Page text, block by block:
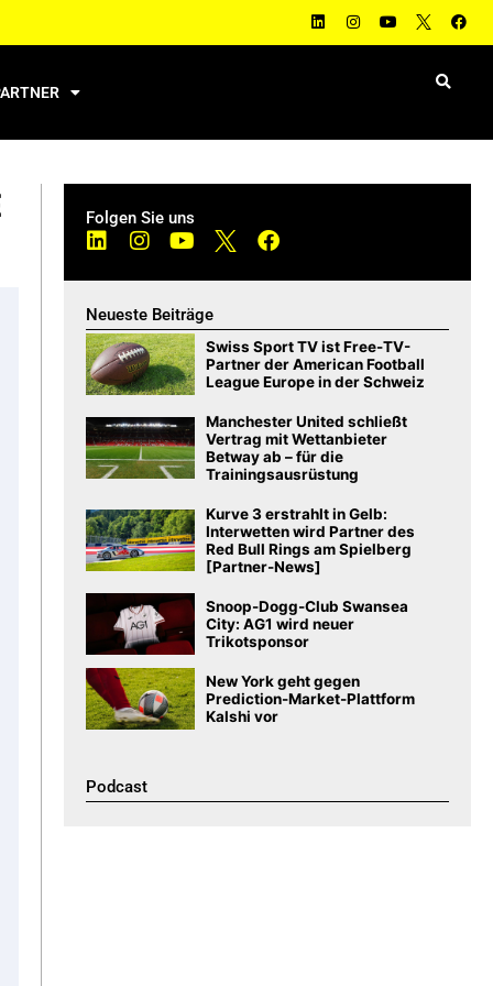
Folgen Sie uns
Neueste Beiträge
Swiss Sport TV ist Free-TV-
Partner der American Football
League Europe in der Schweiz
Manchester United schließt
Vertrag mit Wettanbieter
Betway ab – für die
Trainingsausrüstung
Kurve 3 erstrahlt in Gelb:
Interwetten wird Partner des
Red Bull Rings am Spielberg
[Partner-News]
Snoop-Dogg-Club Swansea
City: AG1 wird neuer
Trikotsponsor
New York geht gegen
Prediction-Market-Plattform
Kalshi vor
Podcast​